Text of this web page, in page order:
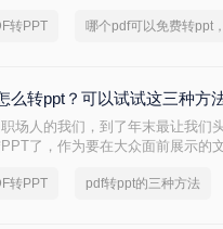
转PPT
么转ppt？可以试试这三种方
场人的我们，到了年末最让我们
了，作为要在大众面前展示的
套用啦，但是现在从网络上下载的
转PPT pdf转ppt的三种方法